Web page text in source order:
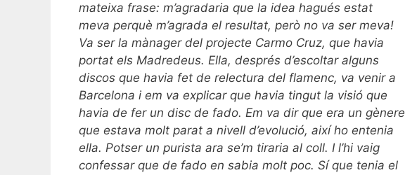
mateixa frase: m’agradaria que la idea hagués estat
meva perquè m’agrada el resultat, però no va ser meva!
Va ser la mànager del projecte Carmo Cruz, que havia
portat els Madredeus. Ella, després d’escoltar alguns
discos que havia fet de relectura del flamenc, va venir a
Barcelona i em va explicar que havia tingut la visió que
havia de fer un disc de fado. Em va dir que era un gènere
que estava molt parat a nivell d’evolució, així ho entenia
ella. Potser un purista ara se’m tiraria al coll. I l’hi vaig
confessar que de fado en sabia molt poc. Sí que tenia el